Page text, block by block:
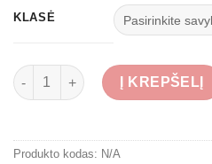
KLASĖ
produkto kiekis: JMC Monster
Į KREPŠELĮ
Produkto kodas: N/A